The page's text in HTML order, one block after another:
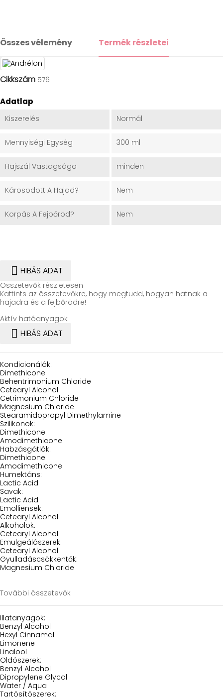
Összes vélemény Termék részletei
Cikkszám 576
Adatlap
Kiszerelés Normál
Mennyiségi Egység 300 ml
Hajszál Vastagsága minden
Károsodott A Hajad? Nem
Korpás A Fejbőröd? Nem
 HIBÁS ADAT
Összetevők részletesen
Kattints az összetevőkre, hogy megtudd, hogyan hatnak a
hajadra és a fejbőrödre!
Aktív hatóanyagok
 HIBÁS ADAT
Kondicionálók:
Dimethicone
Behentrimonium Chloride
Cetearyl Alcohol
Cetrimonium Chloride
Magnesium Chloride
Stearamidopropyl Dimethylamine
Szilikonok:
Dimethicone
Amodimethicone
Habzásgátlók:
Dimethicone
Amodimethicone
Humektáns:
Lactic Acid
Savak:
Lactic Acid
Emolliensek:
Cetearyl Alcohol
Alkoholok:
Cetearyl Alcohol
Emulgeálószerek:
Cetearyl Alcohol
Gyulladáscsökkentők:
Magnesium Chloride
További összetevők
Illatanyagok:
Benzyl Alcohol
Hexyl Cinnamal
Limonene
Linalool
Oldószerek:
Benzyl Alcohol
Dipropylene Glycol
Water / Aqua
Tartósítószerek: